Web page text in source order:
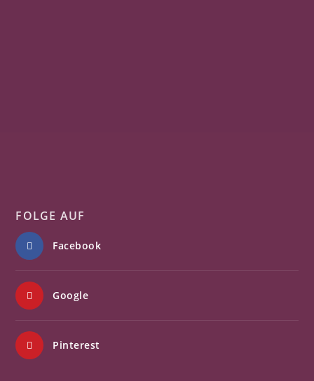
FOLGE AUF
Facebook
Google
Pinterest